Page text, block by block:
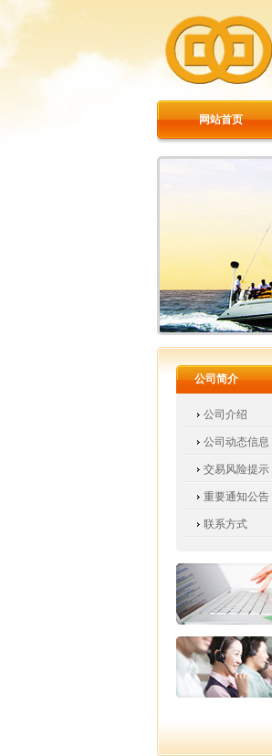
网站首页
公司简介
公司介绍
公司动态信息
交易风险提示
重要通知公告
联系方式